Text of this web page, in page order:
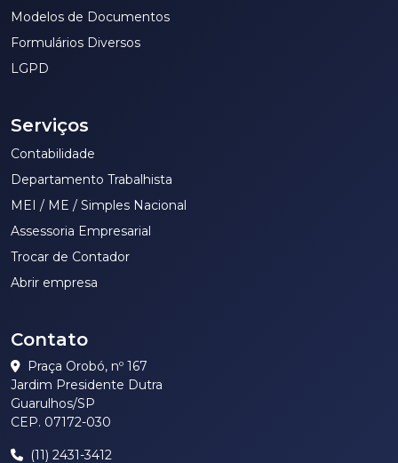
Modelos de Documentos
Formulários Diversos
LGPD
Serviços
Contabilidade
Departamento Trabalhista
MEI / ME / Simples Nacional
Assessoria Empresarial
Trocar de Contador
Abrir empresa
Contato
Praça Orobó, nº 167
Jardim Presidente Dutra
Guarulhos/SP
CEP. 07172-030
(11) 2431-3412